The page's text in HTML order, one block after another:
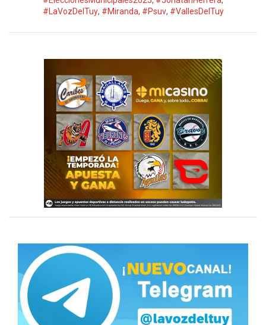
#LaVozDelTuy, #Miranda, #Psuv, #VallesDelTuy